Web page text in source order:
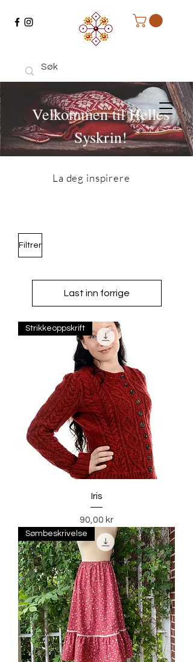
Velkommen til Helles
Syskrin!
La deg inspirere
Filtrer
Last inn forrige
Strikkeoppskrift
Iris
Pris
90,00 kr
Sømbeskrivelse